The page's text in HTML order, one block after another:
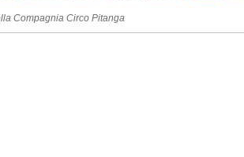
Compagnia Circo Pitanga